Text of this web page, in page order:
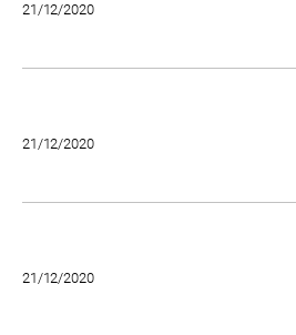
21/12/2020
21/12/2020
21/12/2020